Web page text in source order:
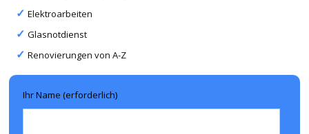
Elektroarbeiten
Glasnotdienst
Renovierungen von A-Z
Ihr Name (erforderlich)